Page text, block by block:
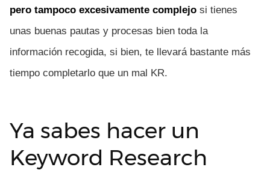
pero tampoco excesivamente complejo si tienes
unas buenas pautas y procesas bien toda la
información recogida, si bien, te llevará bastante más
tiempo completarlo que un mal KR.
Ya sabes hacer un
Keyword Research